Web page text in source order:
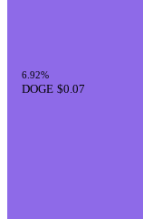
6.92%
DOGE $0.07